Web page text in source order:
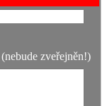
(nebude zveřejněn!)